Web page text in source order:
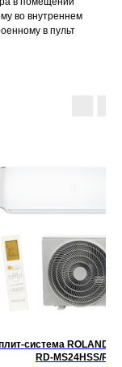
во внутреннем
в пульт
система ROLAND
RD-MS24HSS/R1